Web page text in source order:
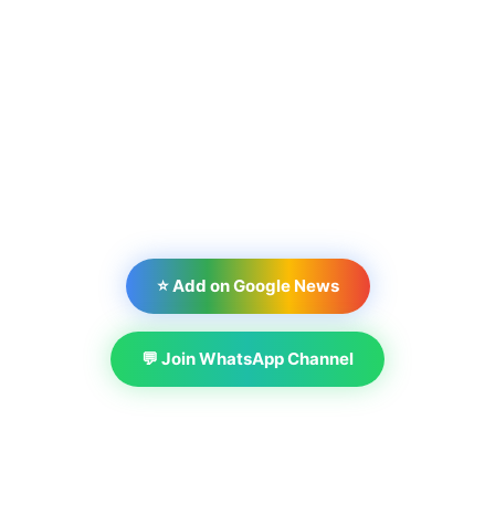
⭐ Add on Google News
💬 Join WhatsApp Channel